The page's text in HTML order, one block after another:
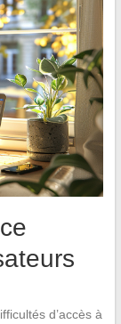
d’accès à